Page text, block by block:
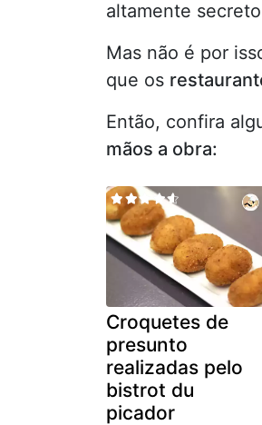
altamente
Mas não é por
que os
Então, confira
mãos a obra:
Croquetes de
presunto
realizadas pelo
bistrot du
picador